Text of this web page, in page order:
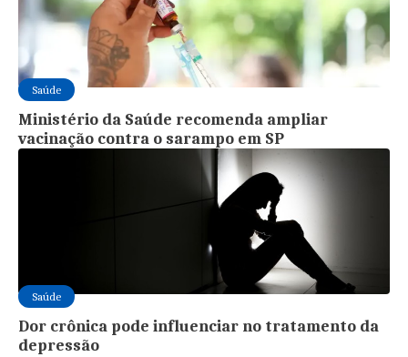
Saúde
Ministério da Saúde recomenda ampliar
vacinação contra o sarampo em SP
Saúde
Dor crônica pode influenciar no tratamento da
depressão